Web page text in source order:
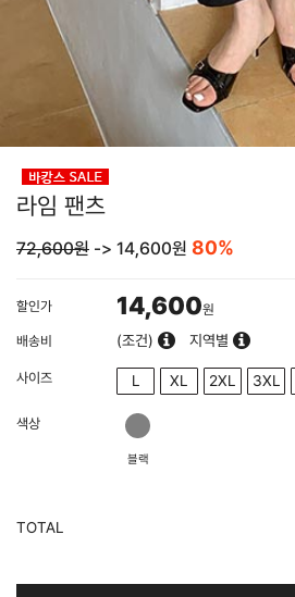
라임 팬츠
72,600원 -> 14,600원 80%
할인가 14,600원
배송비
(조건) 지역별
사이즈 L XL 2XL 3XL
색상
블랙
TOTAL